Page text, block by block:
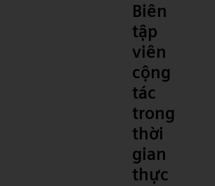
Biên
tập
viên
cộng
tác
trong
thời
gian
thực